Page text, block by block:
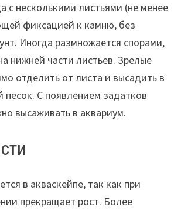
с несколькими листьями (не менее
фиксацией к камню, без
Иногда размножается спорами,
нижней части листьев. Зрелые
отделить от листа и высадить в
С появлением задатков
высаживать в аквариум.
в акваскейпе, так как при
прекращает рост. Более